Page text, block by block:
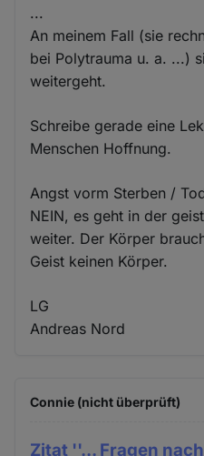
...
An meinem Fall (sie
bei Polytrauma u. a. ...)
weitergeht.
Schreibe gerade eine
Menschen Hoffnung.
Angst vorm Sterben /
NEIN, es geht in der
weiter. Der Körper
Geist keinen Körper.
LG
Andreas Nord
Connie (nicht überprüft)
Zitat ''... Fragen